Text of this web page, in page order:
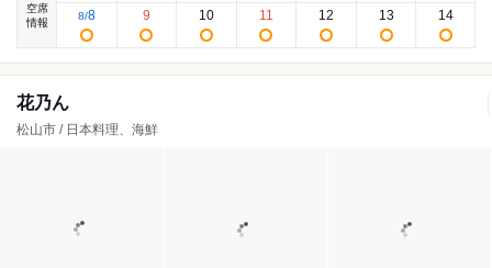
空席
情報
8/8 9 10 11 12 13 14
花乃ん
松山市 / 日本料理、海鮮